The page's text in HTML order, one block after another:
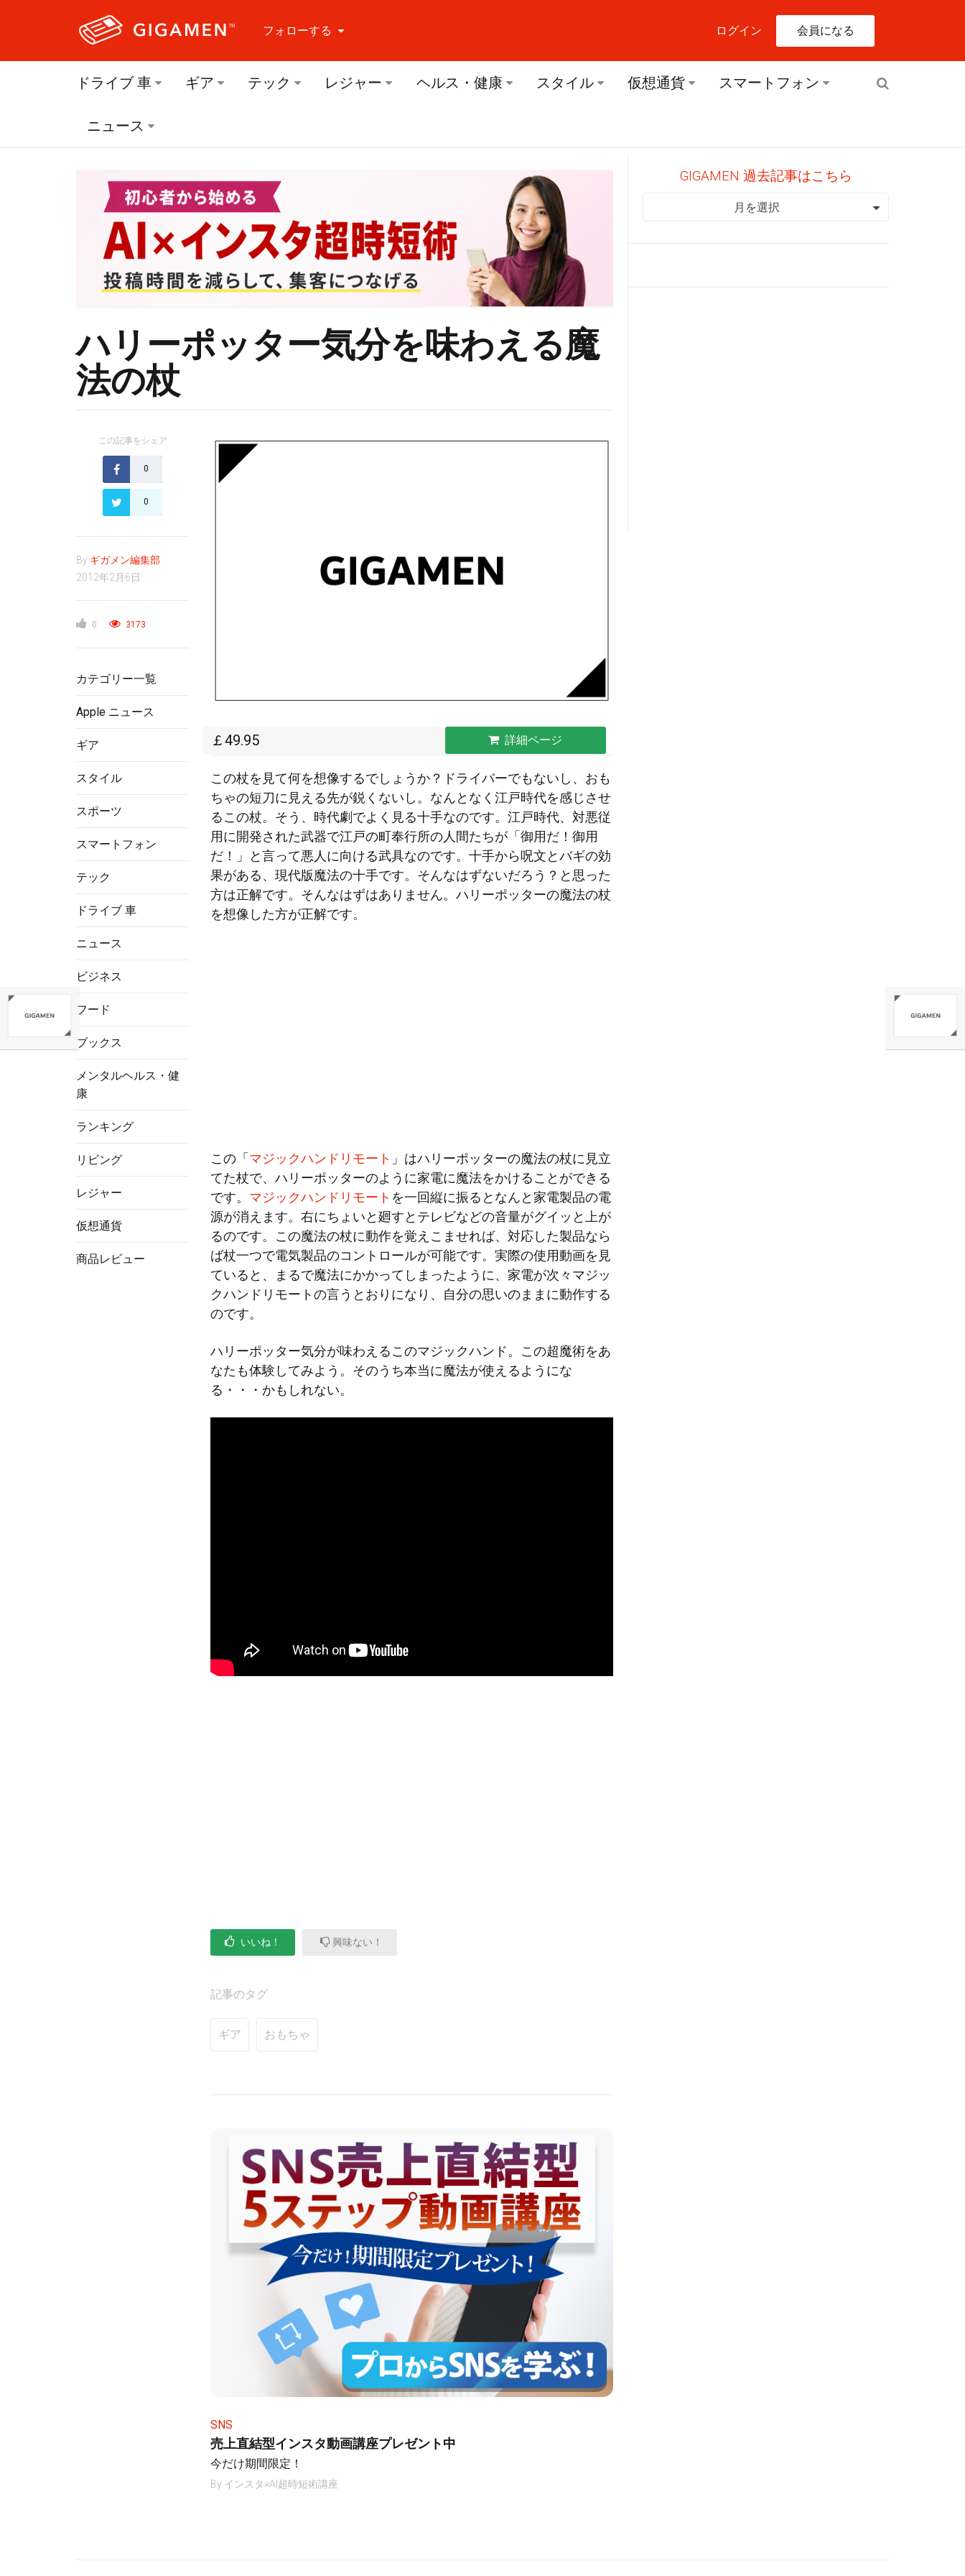
フォローする
フォローする Facebook
ログイン 会員になる
ドライブ 車 ギア テック レジャー ヘルス・健康 スタイル 仮想通貨 スマートフォン
ニュース
ハリーポッター気分を味わえる魔
法の杖
この記事をシェア
0
0
By ギガメン編集部
2012年2月6日
0 3173
カテゴリー一覧
Apple ニュース
ギア
スタイル
スポーツ
スマートフォン
テック
ドライブ 車
ニュース
ビジネス
フード
ブックス
メンタルヘルス・健
康
ランキング
リビング
レジャー
仮想通貨
商品レビュー
￡49.95 詳細ページ
この杖を見て何を想像するでしょうか？ドライバーでもないし、おも
ちゃの短刀に見える先が鋭くないし。なんとなく江戸時代を感じさせ
るこの杖。そう、時代劇でよく見る十手なのです。江戸時代、対悪従
用に開発された武器で江戸の町奉行所の人間たちが「御用だ！御用
だ！」と言って悪人に向ける武具なのです。十手から呪文とバギの効
果がある、現代版魔法の十手です。そんなはずないだろう？と思った
方は正解です。そんなはずはありません。ハリーポッターの魔法の杖
を想像した方が正解です。
この「マジックハンドリモート 」はハリーポッターの魔法の杖に見立
てた杖で、ハリーポッターのように家電に魔法をかけることができる
です。 マジックハンドリモート を一回縦に振るとなんと家電製品の電
源が消えます。右にちょいと廻すとテレビなどの音量がグイッと上が
るのです。この魔法の杖に動作を覚えこませれば、対応した製品なら
ば杖一つで電気製品のコントロールが可能です。実際の使用動画を見
ていると、まるで魔法にかかってしまったように、家電が次々マジッ
クハンドリモートの言うとおりになり、自分の思いのままに動作する
のです。
ハリーポッター気分が味わえるこのマジックハンド。この超魔術をあ
なたも体験してみよう。そのうち本当に魔法が使えるようにな
る・・・かもしれない。
いいね！ 興味ない！
記事のタグ
ギア おもちゃ
SNS
売上直結型インスタ動画講座プレゼント中
今だけ期間限定！
By インスタ×AI超時短術講座
GIGAMEN 過去記事はこちら
GIGAMEN 過去記事はこちら
月を選択